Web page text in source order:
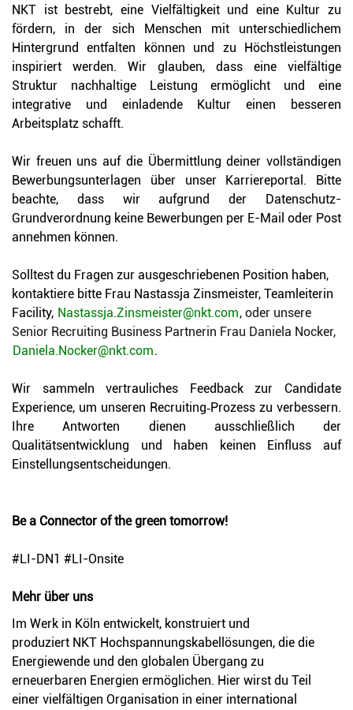
NKT ist bestrebt, eine Vielfältigkeit und eine Kultur zu
fördern, in der sich Menschen mit unterschiedlichem
Hintergrund entfalten können und zu Höchstleistungen
inspiriert werden. Wir glauben, dass eine vielfältige
Struktur nachhaltige Leistung ermöglicht und eine
integrative und einladende Kultur einen besseren
Arbeitsplatz schafft.
Wir freuen uns auf die Übermittlung deiner vollständigen
Bewerbungsunterlagen über unser Karriereportal.
Bitte
beachte, dass wir aufgrund der Datenschutz-
Grundverordnung keine Bewerbungen per E-Mail oder Post
annehmen können.
Solltest du Fragen zur ausgeschriebenen Position haben,
kontaktiere bitte Frau Nastassja Zinsmeister, Teamleiterin
Facility, Nastassja.Zinsmeister@nkt.com, oder unsere
Senior Recruiting Business Partnerin Frau Daniela Nocker,
Daniela.Nocker@nkt.com.
Wir sammeln vertrauliches Feedback zur Candidate
Experience, um unseren Recruiting‑Prozess zu verbessern.
Ihre Antworten dienen ausschließlich der
Qualitätsentwicklung und haben keinen Einfluss auf
Einstellungsentscheidungen.
Be a Connector of the green tomorrow!
#LI-DN1 #LI-Onsite
Mehr über uns
Im Werk in Köln entwickelt, konstruiert und
produziert NKT Hochspannungskabellösungen, die die
Energiewende und den globalen Übergang zu
erneuerbaren Energien ermöglichen. Hier wirst du Teil
einer vielfältigen Organisation in einer international